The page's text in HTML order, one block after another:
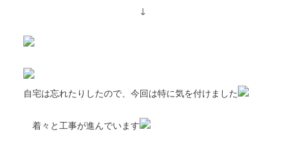
↓
自宅は忘れたりしたので、今回は特に気を付けました
着々と工事が進んでいます